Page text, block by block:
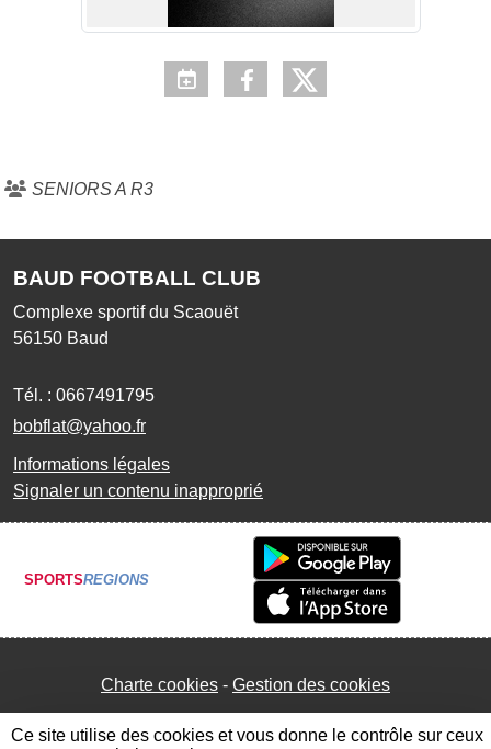
SENIORS A R3
BAUD FOOTBALL CLUB
Complexe sportif du Scaouët
56150 Baud
Tél. : 0667491795
bobflat@yahoo.fr
Informations légales
Signaler un contenu inapproprié
SPORTSREGIONS
Charte cookies Gestion des cookies
Ce site utilise des cookies et vous donne le contrôle sur ceux